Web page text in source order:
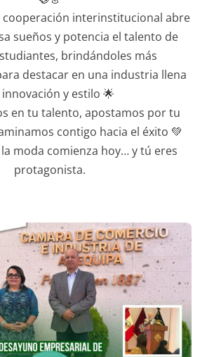
cooperación interinstitucional abre
sueños y potencia el talento de
brindándoles más
destacar en una industria llena
innovación y estilo 🌟
en tu talento, apostamos por tu
contigo hacia el éxito 💚
moda comienza hoy… y tú eres
protagonista.